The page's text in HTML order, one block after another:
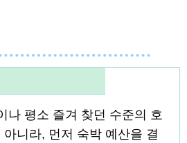
나 평소 즐겨 찾던 수준의 호
니라, 먼저 숙박 예산을 결